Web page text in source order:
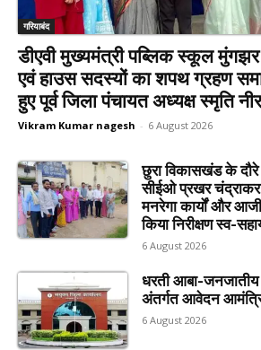
गरियाबंद
डीएवी मुख्यमंत्री पब्लिक स्कूल मुंगझर में
एवं हाउस सदस्यों का शपथ ग्रहण
हुए पूर्व जिला पंचायत अध्यक्ष स्मृति
Vikram Kumar nagesh - 6 August 2026
छुरा विकासखंड के
सीईओ प्रखर
मनरेगा कार्यों और
किया निरीक्षण स्व-
6 August 2026
धरती आबा-जनजातीय
अंतर्गत आवेदन
6 August 2026